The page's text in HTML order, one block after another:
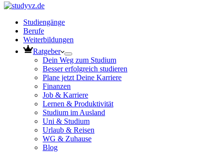
Studiengänge
Berufe
Weiterbildungen
Ratgeber
Dein Weg zum Studium
Besser erfolgreich studieren
Plane jetzt Deine Karriere
Finanzen
Job & Karriere
Lernen & Produktivität
Studium im Ausland
Uni & Studium
Urlaub & Reisen
WG & Zuhause
Blog